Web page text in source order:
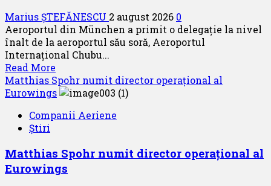
securizate
SpainSat
NG-
III
Marius ȘTEFĂNESCU 2 august 2026 0
Aeroportul din München a primit o delegație la nivel
înalt de la aeroportul său soră, Aeroportul
Internațional Chubu...
Read More
more
about
din
Centrair
își
Matthias Spohr numit director operațional al
Eurowings
Companii Aeriene
Știri
Matthias Spohr numit director operațional al
Eurowings